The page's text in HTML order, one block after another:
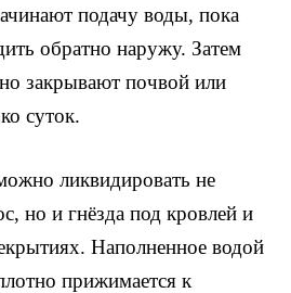
подачу воды, пока
обратно наружу. Затем
закрывают почвой или
суток.
ликвидировать не
но и гнёзда под кровлей и
Наполненное водой
прижимается к